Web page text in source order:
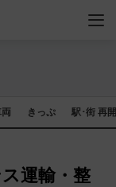
きっぷ 駅･街 再
運輸・整